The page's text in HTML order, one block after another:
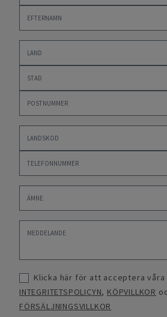
Klicka här för att acceptera våra
INTEGRITETSPOLICYN, KÖPVILLKOR
FÖRSÄLJNINGSVILLKOR